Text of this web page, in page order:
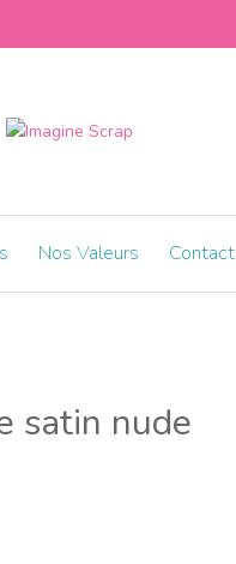
Nos Valeurs Contact
satin nude